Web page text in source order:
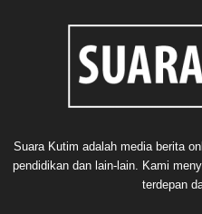
Suara Kutim adalah media berita
pendidikan dan lain-lain. Kami
terdepan